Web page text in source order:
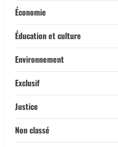
Économie
Éducation et culture
Environnement
Exclusif
Justice
Non classé